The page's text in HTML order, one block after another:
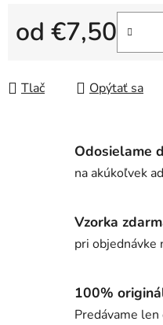
od €7,50
Tlač Opýtať sa
Odosielame
na akúkoľvek
Vzorka
pri objednávke
100%
Predávame